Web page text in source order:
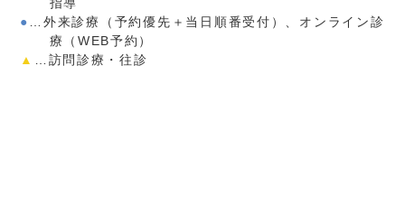
●
…外来診療（予約優先＋当日順番受付）、オンライン診
療（WEB予約）
▲
…訪問診療・往診